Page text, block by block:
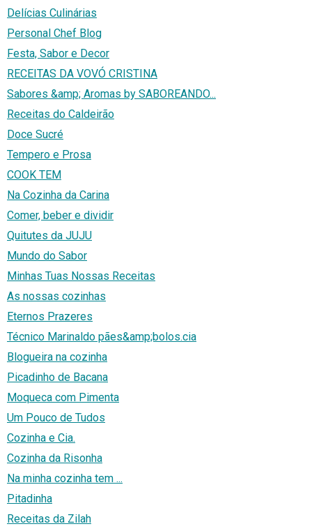
Delícias Culinárias
Personal Chef Blog
Festa, Sabor e Decor
RECEITAS DA VOVÓ CRISTINA
Sabores &amp; Aromas by SABOREANDO...
Receitas do Caldeirão
Doce Sucré
Tempero e Prosa
COOK TEM
Na Cozinha da Carina
Comer, beber e dividir
Quitutes da JUJU
Mundo do Sabor
Minhas Tuas Nossas Receitas
As nossas cozinhas
Eternos Prazeres
Técnico Marinaldo pães&amp;bolos.cia
Blogueira na cozinha
Picadinho de Bacana
Moqueca com Pimenta
Um Pouco de Tudos
Cozinha e Cia.
Cozinha da Risonha
Na minha cozinha tem ...
Pitadinha
Receitas da Zilah